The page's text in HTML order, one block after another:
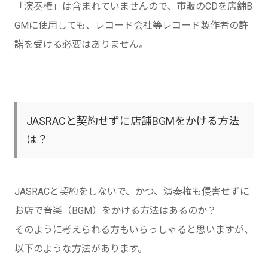
「演奏権」は含まれていませんので、市販のCDを店舗B
GMに使用しても、レコード会社等レコード製作者の許
諾を受ける必要はありません。
JASRACと契約せずに店舗BGMをかける方法
は？
JASRACと契約をしないで、かつ、演奏権も侵害せずに
お店で音楽（BGM）をかける方法はあるのか？
そのように考えられる方もいらっしゃると思いますが、
以下のような方法があります。